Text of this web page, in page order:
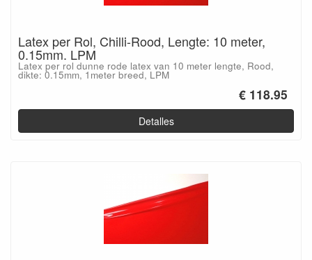
Latex per Rol, Chilli-Rood, Lengte: 10 meter,
0.15mm. LPM
Latex per rol dunne rode latex van 10 meter lengte, Rood,
dikte: 0.15mm, 1meter breed, LPM
€ 118.95
Detalles